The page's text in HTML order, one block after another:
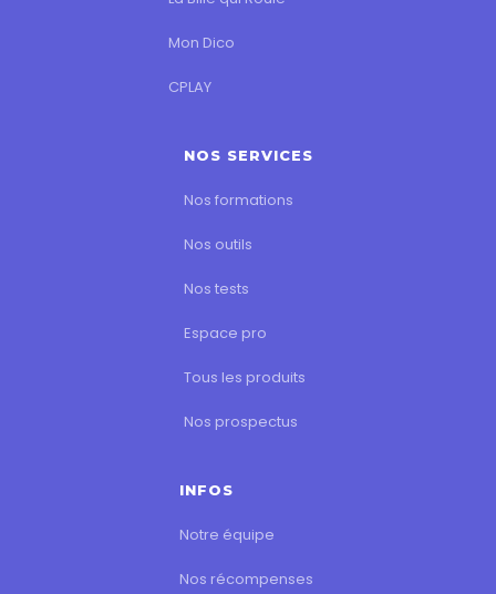
Mon Dico
CPLAY
NOS SERVICES
Nos formations
Nos outils
Nos tests
Espace pro
Tous les produits
Nos prospectus
INFOS
Notre équipe
Nos récompenses